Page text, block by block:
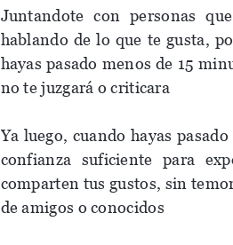
Juntandote con personas
hablando de lo que te gusta,
hayas pasado menos de 15
no te juzgará o criticara
Ya luego, cuando hayas
confianza suficiente para
comparten tus gustos, sin
de amigos o conocidos